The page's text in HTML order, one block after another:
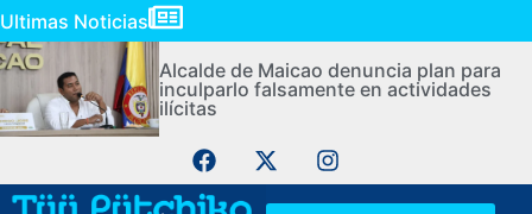
Ultimas Noticias
Alcalde de Maicao denuncia plan para
inculparlo falsamente en actividades
ilícitas